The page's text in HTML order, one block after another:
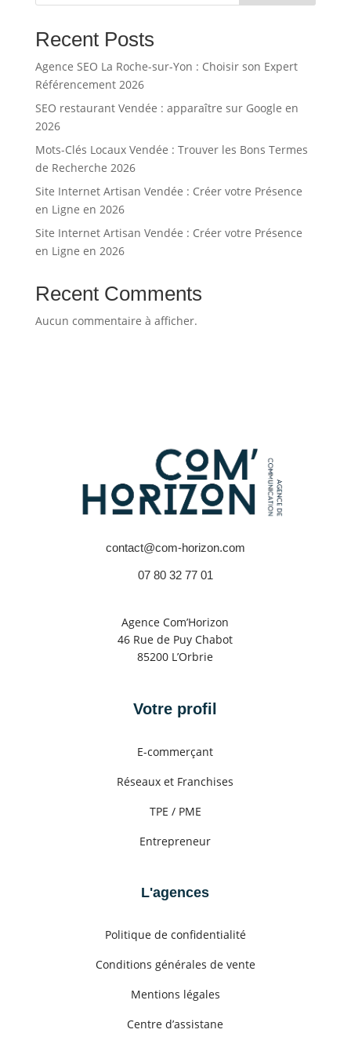
Recent Posts
Agence SEO La Roche-sur-Yon : Choisir son Expert
Référencement 2026
SEO restaurant Vendée : apparaître sur Google en
2026
Mots-Clés Locaux Vendée : Trouver les Bons Termes
de Recherche 2026
Site Internet Artisan Vendée : Créer votre Présence
en Ligne en 2026
Site Internet Artisan Vendée : Créer votre Présence
en Ligne en 2026
Recent Comments
Aucun commentaire à afficher.
contact@com-horizon.com
07 80 32 77 01
Agence Com’Horizon
46 Rue de Puy Chabot
85200 L’Orbrie
Votre profil
E-commerçant
Réseaux et Franchises
TPE / PME
Entrepreneur
L'agences
Politique de confidentialité
Conditions générales de vente
Mentions légales
Centre d’assistane